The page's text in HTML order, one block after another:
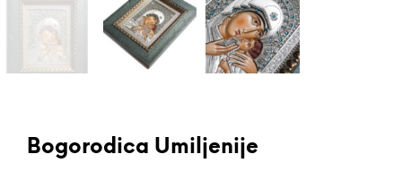
Bogorodica Umiljenije